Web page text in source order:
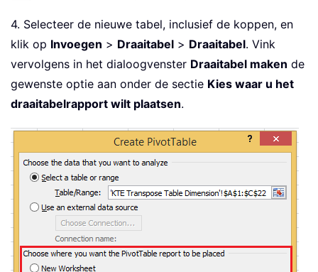
4. Selecteer de nieuwe tabel, inclusief de koppen, en
klik op Invoegen > Draaitabel > Draaitabel. Vink
vervolgens in het dialoogvenster Draaitabel maken de
gewenste optie aan onder de sectie Kies waar u het
draaitabelrapport wilt plaatsen.